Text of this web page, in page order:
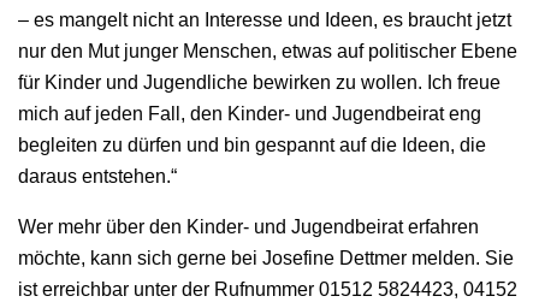
– es mangelt nicht an Interesse und Ideen, es braucht jetzt
nur den Mut junger Menschen, etwas auf politischer Ebene
für Kinder und Jugendliche bewirken zu wollen. Ich freue
mich auf jeden Fall, den Kinder- und Jugendbeirat eng
begleiten zu dürfen und bin gespannt auf die Ideen, die
daraus entstehen.“
Wer mehr über den Kinder- und Jugendbeirat erfahren
möchte, kann sich gerne bei Josefine Dettmer melden. Sie
ist erreichbar unter der Rufnummer 01512 5824423, 04152